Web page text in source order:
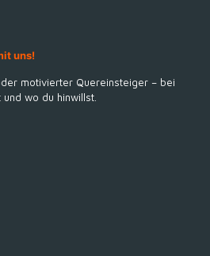
uns!
motivierter Quereinsteiger – bei
wo du hinwillst.